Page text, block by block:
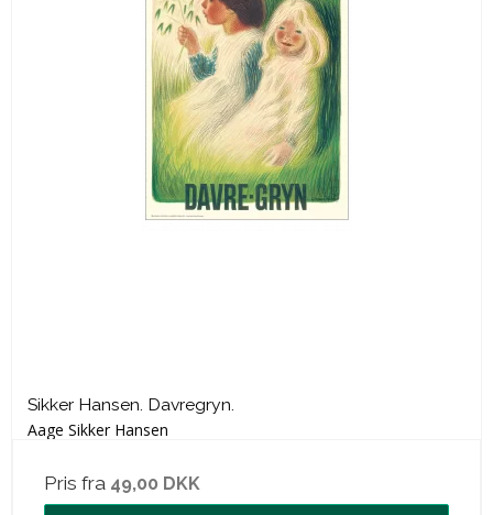
Sikker Hansen. Davregryn.
Aage Sikker Hansen
Pris fra 49,00 DKK